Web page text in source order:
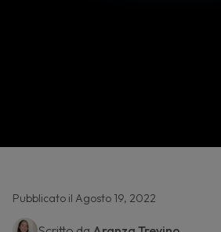
Pubblicato il Agosto 19, 2022